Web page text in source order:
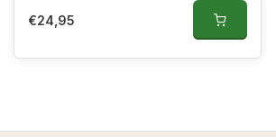
€24,95